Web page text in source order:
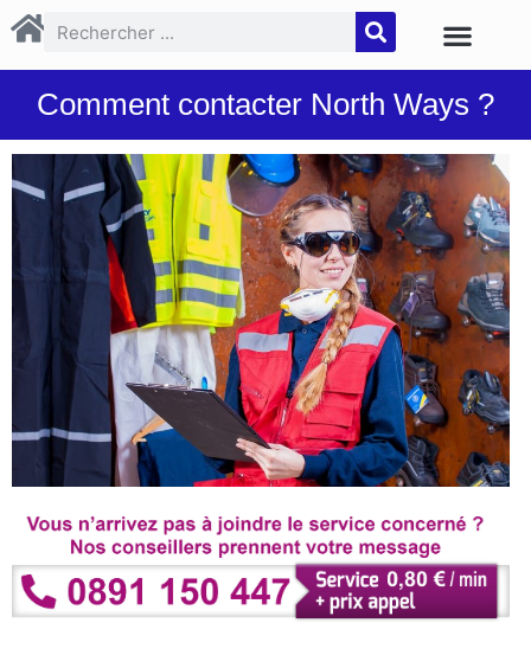
Comment contacter North Ways ?